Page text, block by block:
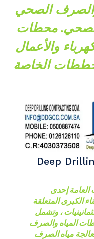
الصحي
محطات
والأعمال
الخاصة
Deep
العامة إحدى
الكبرى المتعلقة
، وتشمل
المياه والصرف
مياه الصرف